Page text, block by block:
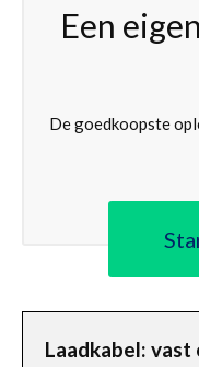
Een
De goedkoopste
Laadkabel: vast